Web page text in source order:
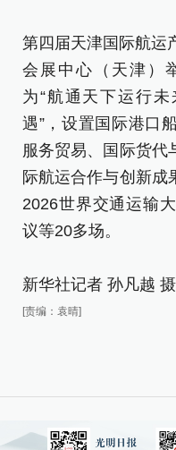
第四届天津国际航运
会展中心（天津）
为“航通天下运行
遇”，设置国际港口
服务贸易、国际货代
际航运合作与创新成
2026世界交通运输
议等20多场。
新华社记者 孙凡越 摄
[责编：袁晴]